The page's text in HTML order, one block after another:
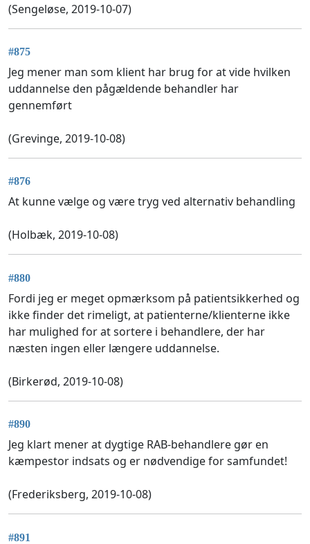
(Sengeløse, 2019-10-07)
#875
Jeg mener man som klient har brug for at vide hvilken
uddannelse den pågældende behandler har
gennemført
(Grevinge, 2019-10-08)
#876
At kunne vælge og være tryg ved alternativ behandling
(Holbæk, 2019-10-08)
#880
Fordi jeg er meget opmærksom på patientsikkerhed og
ikke finder det rimeligt, at patienterne/klienterne ikke
har mulighed for at sortere i behandlere, der har
næsten ingen eller længere uddannelse.
(Birkerød, 2019-10-08)
#890
Jeg klart mener at dygtige RAB-behandlere gør en
kæmpestor indsats og er nødvendige for samfundet!
(Frederiksberg, 2019-10-08)
#891